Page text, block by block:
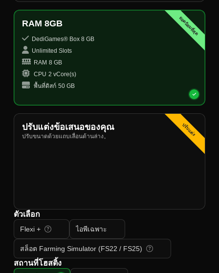
ยอดนิยมที่สุด
RAM 8GB
DediGames® Box 8 GB
Unlimited Slots
RAM 8 GB
CPU 2 vCore(s)
พื้นที่ดิสก์ 50 GB
ปรับแต่ง
ปรับแต่งข้อเสนอของคุณ
ปรับขนาดด้วยแถบเลื่อนด้านล่าง。
ตัวเลือก
Flexi + ไอพีเฉพาะ
สล็อต Farming Simulator (FS22 / FS25)
สถานที่โฮสติ้ง